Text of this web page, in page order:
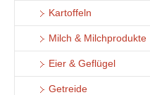
Kartoffeln
Milch & Milchprodukte
Eier & Geflügel
Getreide